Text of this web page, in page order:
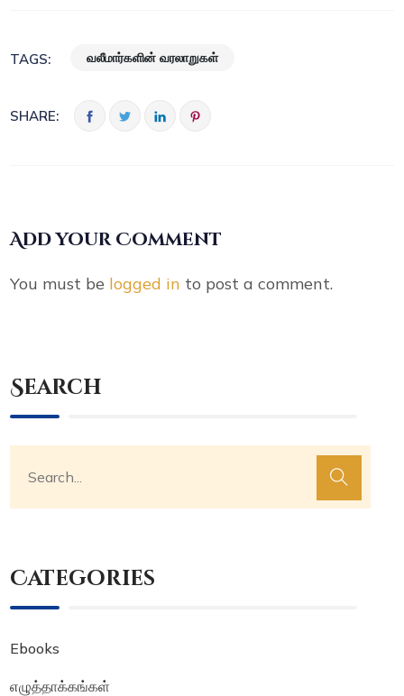
TAGS: வலீமார்களின் வரலாறுகள்
SHARE:
Add your Comment
You must be logged in to post a comment.
Search
Categories
Ebooks
எழுத்தாக்கங்கள்